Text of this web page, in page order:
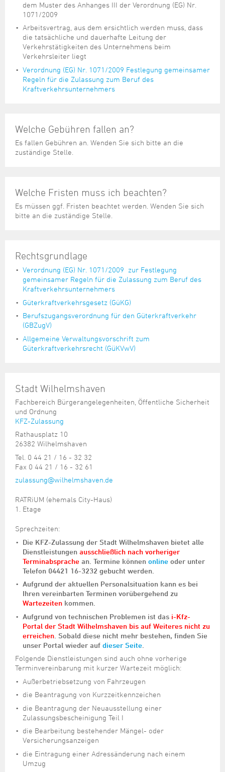
dem Muster des Anhanges III der Verordnung (EG) Nr.
1071/2009
Arbeitsvertrag, aus dem ersichtlich werden muss, dass
die tatsächliche und dauerhafte Leitung der
Verkehrstätigkeiten des Unternehmens beim
Verkehrsleiter liegt
Verordnung (EG) Nr. 1071/2009 Festlegung gemeinsamer
Regeln für die Zulassung zum Beruf des
Kraftverkehrsunternehmers
Welche Gebühren fallen an?
Es fallen Gebühren an. Wenden Sie sich bitte an die
zuständige Stelle.
Welche Fristen muss ich beachten?
Es müssen ggf. Fristen beachtet werden. Wenden Sie sich
bitte an die zuständige Stelle.
Rechtsgrundlage
Verordnung (EG) Nr. 1071/2009 zur Festlegung
gemeinsamer Regeln für die Zulassung zum Beruf des
Kraftverkehrsunternehmers
Güterkraftverkehrsgesetz (GüKG)
Berufszugangsverordnung für den Güterkraftverkehr
(GBZugV)
Allgemeine Verwaltungsvorschrift zum
Güterkraftverkehrsrecht (GüKVwV)
Stadt Wilhelmshaven
Fachbereich Bürgerangelegenheiten, Öffentliche Sicherheit
und Ordnung
KFZ-Zulassung
Rathausplatz 10
26382 Wilhelmshaven
Tel. 0 44 21 / 16 - 32 32
Fax 0 44 21 / 16 - 32 61
zulassung@wilhelmshaven.de
RATRiUM (ehemals City-Haus)
1. Etage
Sprechzeiten:
Die KFZ-Zulassung der Stadt Wilhelmshaven bietet alle
Dienstleistungen ausschließlich nach vorheriger
Terminabsprache an. Termine können online oder unter
Telefon 04421 16-3232 gebucht werden.
Aufgrund der aktuellen Personalsituation kann es bei
Ihren vereinbarten Terminen vorübergehend zu
Wartezeiten kommen.
Aufgrund von technischen Problemen ist das i-Kfz-
Portal der Stadt Wilhelmshaven bis auf Weiteres nicht zu
erreichen . Sobald diese nicht mehr bestehen, finden Sie
unser Portal wieder auf dieser Seite
Folgende Dienstleistungen sind auch ohne vorherige
Terminvereinbarung mit kurzer Wartezeit möglich:
Außerbetriebsetzung von Fahrzeugen
die Beantragung von Kurzzeitkennzeichen
die Beantragung der Neuausstellung einer
Zulassungsbescheinigung Teil I
die Bearbeitung bestehender Mängel- oder
Versicherungsanzeigen
die Eintragung einer Adressänderung nach einem
Umzug